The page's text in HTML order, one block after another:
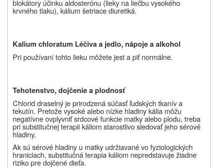
blokátory účinku aldosterónu (lieky na liečbu vysokého
krvného tlaku), kálium šetriace diuretiká.
Kalium chloratum Léčiva a jedlo, nápoje a alkohol
Pri používaní tohto lieku môžete jest a piť normálne.
Tehotenstvo, dojčenie a plodnosť
Chlorid draselný je prirodzená súčasť ľudských tkanív a
tekutín. Pretože vysoké alebo nízke hladiny kália môžu
negatívne ovplyvniť srdcové funkcie matky alebo plodu, treba
pri substitučnej terapii káliom starostlivo sledovať jeho sérové
hladiny.
Ak sú sérové hladiny u matky udržiavané vo fyziologických
hraniciach, substitučná terapia káliom nepredstavuje žiadne
riziko pre dojčené dieťa.